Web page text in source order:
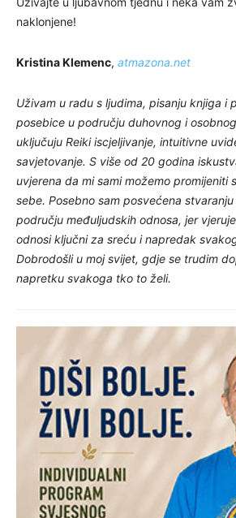
naklonjene!
Kristina Klemenc, atmazona.net
Uživam u radu s ljudima, pisanju knjiga i
posebice u području duhovnog i
uključuju Reiki iscjeljivanje, intuitivne
savjetovanje. S više od 20 godina
uvjerena da mi sami možemo promijeniti
sebe. Posebno sam posvećena
području međuljudskih odnosa, jer
odnosi ključni za sreću i napredak
Dobrodošli u moj svijet, gdje se trudim
napretku svakoga tko to želi.